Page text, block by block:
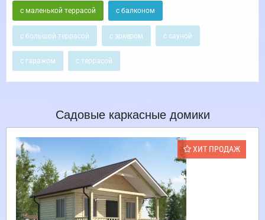
с маленькой террасой с балконом
с большой террасой с эркером с сауной
с гаражом с террасой
Садовые каркасные домики
ХИТ ПРОДАЖ